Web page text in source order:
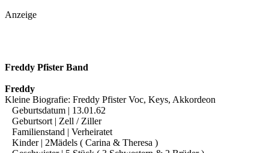
Anzeige
Freddy Pfister Band
Freddy
Kleine Biografie: Freddy Pfister Voc, Keys, Akkordeon
Geburtsdatum | 13.01.62
Geburtsort | Zell / Ziller
Familienstand | Verheiratet
Kinder | 2Mädels ( Carina & Theresa )